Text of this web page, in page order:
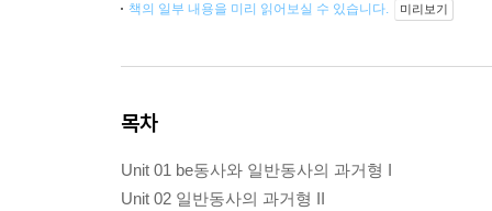
책의 일부 내용을 미리 읽어보실 수 있습니다. 미리보기
목차
Unit 01 be동사와 일반동사의 과거형 I
Unit 02 일반동사의 과거형 II